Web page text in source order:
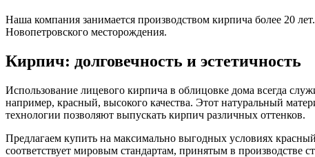
Наша компания занимается производством кирпича более 20
Новопетровского месторождения.
Кирпич: долговечность и эстетичность
Использование лицевого кирпича в облицовке дома всегда
например, красный, высокого качества. Этот натуральный
технологии позволяют выпускать кирпич различных оттенков.
Предлагаем купить на максимально выгодных условиях
соответствует мировым стандартам, принятым в производстве